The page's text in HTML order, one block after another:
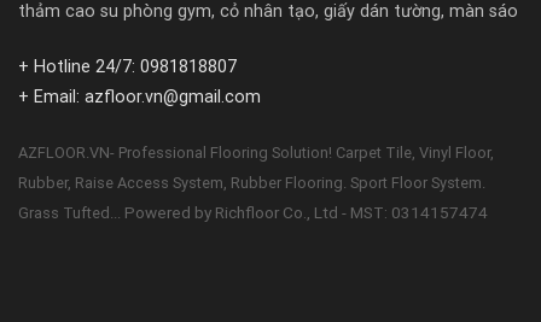
thảm cao su phòng gym, cỏ nhân tạo, giấy dán tường, màn sáo
+ Hotline 24/7: 0981818807
+ Email: azfloor.vn@gmail.com
AZFLOOR.VN- Professional Flooring Solution! Carpet Tile, Vinyl Floor,
Rubber, Raise Access System, Rubber Flooring. Sport Floor System.
Grass Tufted... Powered by Richfloor Co., Ltd - MST: 0314157474